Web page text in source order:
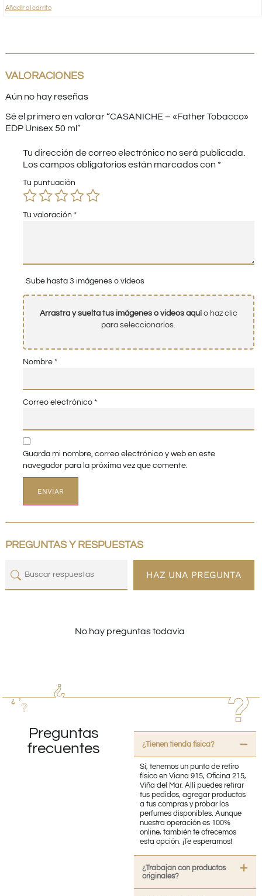
Añadir al carrito
VALORACIONES
Aún no hay reseñas
Sé el primero en valorar “CASANICHE – «Father Tobacco»
EDP Unisex 50 ml”
Tu dirección de correo electrónico no será publicada.
Los campos obligatorios están marcados con *
Tu puntuación
Tu valoración *
Sube hasta 3 imágenes o vídeos
Arrastra y suelta tus imágenes o videos aquío haz clic
para seleccionarlos.
Nombre *
Correo electrónico *
Guarda mi nombre, correo electrónico y web en este
navegador para la próxima vez que comente.
PREGUNTAS Y RESPUESTAS
HAZ UNA PREGUNTA
No hay preguntas todavía
Preguntas
frecuentes
¿Tienen tienda fisica?
Sí, tenemos un punto de retiro
físico en Viana 915, Oficina 215,
Viña del Mar. Allí puedes retirar
tus pedidos, agregar productos
a tus compras y probar los
perfumes disponibles. Aunque
nuestra operación es 100%
online, también te ofrecemos
esta opción. ¡Te esperamos!
¿Trabajan con productos
originales?